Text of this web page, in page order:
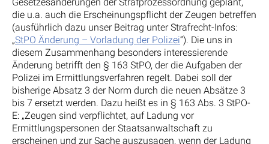
die u.a. auch die Erscheinungspflicht der Zeugen betreffen
(ausführlich dazu unser Beitrag unter Strafrecht-Infos:
„StPO Änderung – Vorladung der Polizei“). Die uns in
diesem Zusammenhang besonders interessierende
Änderung betrifft den § 163 StPO, der die Aufgaben der
Polizei im Ermittlungsverfahren regelt. Dabei soll der
bisherige Absatz 3 der Norm durch die neuen Absätze 3
bis 7 ersetzt werden. Dazu heißt es in § 163 Abs. 3 StPO-
E: „Zeugen sind verpflichtet, auf Ladung vor
Ermittlungspersonen der Staatsanwaltschaft zu
erscheinen und zur Sache auszusagen, wenn der Ladung